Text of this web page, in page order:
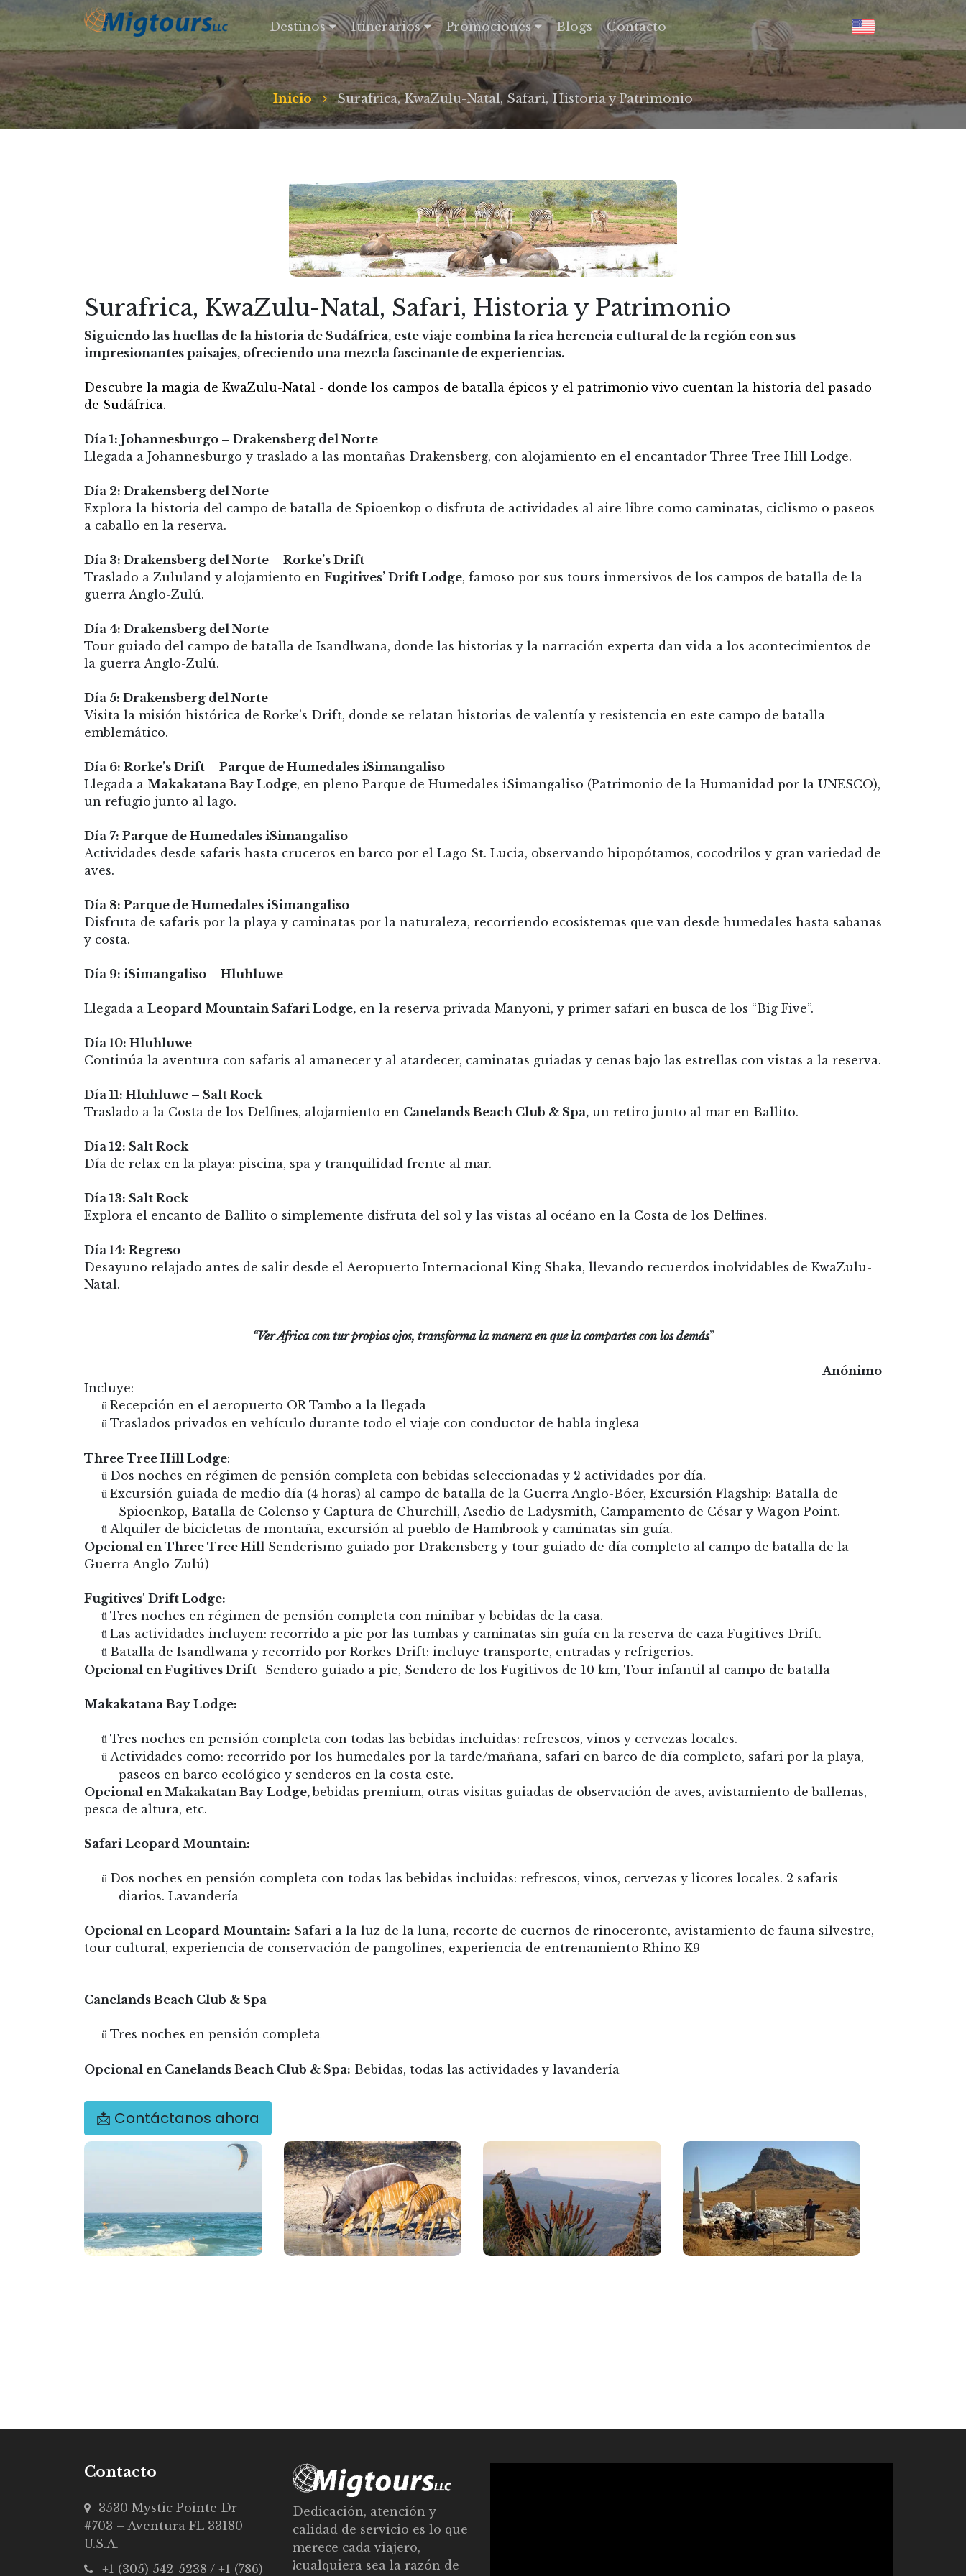
Destinos Itinerarios Promociones Blogs Contacto
Inicio Surafrica, KwaZulu-Natal, Safari, Historia y Patrimonio
Surafrica, KwaZulu-Natal, Safari, Historia y Patrimonio
Siguiendo las huellas de la historia de Sudáfrica, este viaje combina la rica herencia cultural de la región con sus
impresionantes paisajes, ofreciendo una mezcla fascinante de experiencias.
Descubre la magia de KwaZulu-Natal - donde los campos de batalla épicos y el patrimonio vivo cuentan la historia del pasado
de Sudáfrica.
Día 1: Johannesburgo – Drakensberg del Norte
Llegada a Johannesburgo y traslado a las montañas Drakensberg, con alojamiento en el encantador Three Tree Hill Lodge.
Día 2: Drakensberg del Norte
Explora la historia del campo de batalla de Spioenkop o disfruta de actividades al aire libre como caminatas, ciclismo o paseos
a caballo en la reserva.
Día 3: Drakensberg del Norte – Rorke’s Drift
Traslado a Zululand y alojamiento en Fugitives’ Drift Lodge, famoso por sus tours inmersivos de los campos de batalla de la
guerra Anglo-Zulú.
Día 4: Drakensberg del Norte
Tour guiado del campo de batalla de Isandlwana, donde las historias y la narración experta dan vida a los acontecimientos de
la guerra Anglo-Zulú.
Día 5: Drakensberg del Norte
Visita la misión histórica de Rorke’s Drift, donde se relatan historias de valentía y resistencia en este campo de batalla
emblemático.
Día 6: Rorke’s Drift – Parque de Humedales iSimangaliso
Llegada a Makakatana Bay Lodge, en pleno Parque de Humedales iSimangaliso (Patrimonio de la Humanidad por la UNESCO),
un refugio junto al lago.
Día 7: Parque de Humedales iSimangaliso
Actividades desde safaris hasta cruceros en barco por el Lago St. Lucia, observando hipopótamos, cocodrilos y gran variedad de
aves.
Día 8: Parque de Humedales iSimangaliso
Disfruta de safaris por la playa y caminatas por la naturaleza, recorriendo ecosistemas que van desde humedales hasta sabanas
y costa.
Día 9: iSimangaliso – Hluhluwe
Llegada a Leopard Mountain Safari Lodge, en la reserva privada Manyoni, y primer safari en busca de los “Big Five”.
Día 10: Hluhluwe
Continúa la aventura con safaris al amanecer y al atardecer, caminatas guiadas y cenas bajo las estrellas con vistas a la reserva.
Día 11: Hluhluwe – Salt Rock
Traslado a la Costa de los Delfines, alojamiento en Canelands Beach Club & Spa, un retiro junto al mar en Ballito.
Día 12: Salt Rock
Día de relax en la playa: piscina, spa y tranquilidad frente al mar.
Día 13: Salt Rock
Explora el encanto de Ballito o simplemente disfruta del sol y las vistas al océano en la Costa de los Delfines.
Día 14: Regreso
Desayuno relajado antes de salir desde el Aeropuerto Internacional King Shaka, llevando recuerdos inolvidables de KwaZulu-
Natal.
“Ver Africa con tur propios ojos, transforma la manera en que la compartes con los demás”
Anónimo
Incluye:
ü Recepción en el aeropuerto OR Tambo a la llegada
ü Traslados privados en vehículo durante todo el viaje con conductor de habla inglesa
Three Tree Hill Lodge:
ü Dos noches en régimen de pensión completa con bebidas seleccionadas y 2 actividades por día.
ü Excursión guiada de medio día (4 horas) al campo de batalla de la Guerra Anglo-Bóer, Excursión Flagship: Batalla de
Spioenkop, Batalla de Colenso y Captura de Churchill, Asedio de Ladysmith, Campamento de César y Wagon Point.
ü Alquiler de bicicletas de montaña, excursión al pueblo de Hambrook y caminatas sin guía.
Opcional en Three Tree Hill Senderismo guiado por Drakensberg y tour guiado de día completo al campo de batalla de la
Guerra Anglo-Zulú)
Fugitives' Drift Lodge:
ü Tres noches en régimen de pensión completa con minibar y bebidas de la casa.
ü Las actividades incluyen: recorrido a pie por las tumbas y caminatas sin guía en la reserva de caza Fugitives Drift.
ü Batalla de Isandlwana y recorrido por Rorkes Drift: incluye transporte, entradas y refrigerios.
Opcional en Fugitives Drift Sendero guiado a pie, Sendero de los Fugitivos de 10 km, Tour infantil al campo de batalla
Makakatana Bay Lodge:
ü Tres noches en pensión completa con todas las bebidas incluidas: refrescos, vinos y cervezas locales.
ü Actividades como: recorrido por los humedales por la tarde/mañana, safari en barco de día completo, safari por la playa,
paseos en barco ecológico y senderos en la costa este.
Opcional en Makakatan Bay Lodge,bebidas premium, otras visitas guiadas de observación de aves, avistamiento de ballenas,
pesca de altura, etc.
Safari Leopard Mountain:
ü Dos noches en pensión completa con todas las bebidas incluidas: refrescos, vinos, cervezas y licores locales. 2 safaris
diarios. Lavandería
Opcional en Leopard Mountain: Safari a la luz de la luna, recorte de cuernos de rinoceronte, avistamiento de fauna silvestre,
tour cultural, experiencia de conservación de pangolines, experiencia de entrenamiento Rhino K9
Canelands Beach Club & Spa
ü Tres noches en pensión completa
Opcional en Canelands Beach Club & Spa: Bebidas, todas las actividades y lavandería
📩 Contáctanos ahora
Contacto
3530 Mystic Pointe Dr
#703 – Aventura FL 33180
U.S.A.
+1 (305) 542-5238 / +1 (786)
Dedicación, atención y
calidad de servicio es lo que
merece cada viajero,
¡cualquiera sea la razón de